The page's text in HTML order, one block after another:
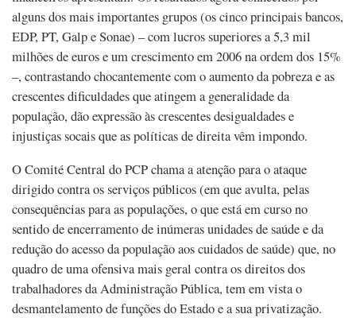
alguns dos mais importantes grupos (os cinco principais bancos,
EDP, PT, Galp e Sonae) – com lucros superiores a 5,3 mil
milhões de euros e um crescimento em 2006 na ordem dos 15%
–, contrastando chocantemente com o aumento da pobreza e as
crescentes dificuldades que atingem a generalidade da
população, dão expressão às crescentes desigualdades e
injustiças socais que as políticas de direita vêm impondo.
O Comité Central do PCP chama a atenção para o ataque
dirigido contra os serviços públicos (em que avulta, pelas
consequências para as populações, o que está em curso no
sentido de encerramento de inúmeras unidades de saúde e da
redução do acesso da população aos cuidados de saúde) que, no
quadro de uma ofensiva mais geral contra os direitos dos
trabalhadores da Administração Pública, tem em vista o
desmantelamento de funções do Estado e a sua privatização.